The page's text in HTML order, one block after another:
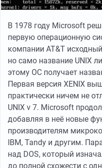
В 1978 году Microsoft
первую операционную
компании AT&T
но само название UNIX
этому ОС получает
Первая версия XENIX
практически ничем не
UNIX v 7. Microsoft
добавляя в неё новые
производителям
IBM, Tandy и другим.
над DOS, который
до полной схожести с